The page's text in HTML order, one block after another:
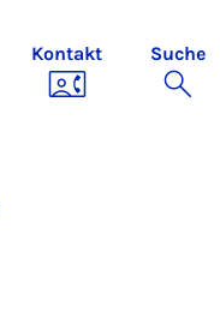
Kontakt Suche